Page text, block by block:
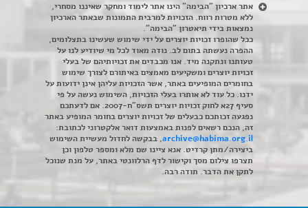
אתר ארכיון "הבימה" הינו אתר לימוד ומחקר שאיננו מסחרי,
ללא מטרות רווח. הזכויות למרבית התמונות שבאתר הארכיון
נמצאות בידי תיאטרון "הבימה".
ככל שהופרו זכויות יוצרים על ידי שימוש שעשינו בתצלומים,
ההפרה נעשתה בתום לב. נודה מאוד לכל מי שיודיע לנו על
טעותנו ונתקנה מיד. אנו מכבדים את זכויותיהם של בעלי
זכויות יוצרים ומשקיעים מאמצים באיתורם לצורך שימוש
בחומרים המופיעים באתר, אשר הזכויות עליהן אינן ידועות על
ידנו. כל עוד לא אותרו בעלי הזכויות, השימוש נעשה על פי
סעיף 27א לחוק זכויות יוצרים תשס"ח-2007. אם לדעתכם
נפגעה זכותכם כבעלים של זכויות יוצרים בחומר המופיע באתר
זה, הנכם רשאים לפנות באמצעות דואר אלקטרוני לכתובת:
archive@habima.org.il, בבקשה לחדול מעשיית השימוש
ביצירה/מתן קרדיט. אנא ציינו שם מלא ומספר טלפון וכן
תצרפו צילום מסך וקישור לדף הרלוונטי באתר, על מנת שנוכל
לתקן את הדבר. תודה רבה.